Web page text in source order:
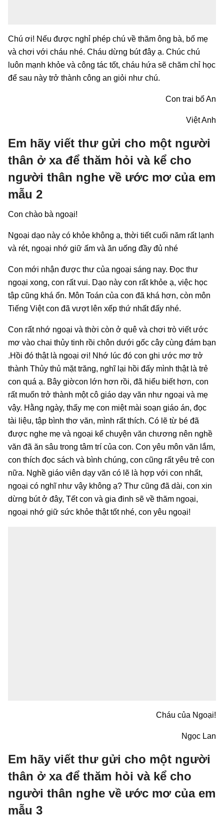
Chú ơi! Nếu được nghỉ phép chú về thăm ông bà, bố mẹ
và chơi với cháu nhé. Cháu dừng bút đây ạ. Chúc chú
luôn mạnh khỏe và công tác tốt, cháu hứa sẽ chăm chỉ học
để sau này trở thành công an giỏi như chú.
Con trai bố An
Việt Anh
Em hãy viết thư gửi cho một người
thân ở xa để thăm hỏi và kể cho
người thân nghe về ước mơ của em
mẫu 2
Con chào bà ngoại!
Ngoại dạo này có khỏe không ạ, thời tiết cuối năm rất lạnh
và rét, ngoại nhớ giữ ấm và ăn uống đầy đủ nhé
Con mới nhận được thư của ngoại sáng nay. Đọc thư
ngoại xong, con rất vui. Dạo này con rất khỏe ạ, việc học
tập cũng khá ổn. Môn Toán của con đã khá hơn, còn môn
Tiếng Việt con đã vượt lên xếp thứ nhất đấy nhé.
Con rất nhớ ngoại và thời còn ở quê và chơi trò viết ước
mơ vào chai thủy tinh rồi chôn dưới gốc cây cùng đám bạn
.Hồi đó thật là ngoại ơi! Nhớ lúc đó con ghi ước mơ trở
thành Thủy thủ mặt trăng, nghĩ lại hồi đấy mình thật là trẻ
con quá ạ. Bây giờcon lớn hơn rồi, đã hiểu biết hơn, con
rất muốn trở thành một cô giáo dạy văn như ngoại và mẹ
vậy. Hằng ngày, thấy mẹ con miệt mài soạn giáo án, đọc
tài liệu, tập bình thơ văn, mình rất thích. Có lẽ từ bé đã
được nghe mẹ và ngoại kể chuyện văn chương nên nghề
văn đã ăn sâu trong tâm trí của con. Con yêu môn văn lắm,
con thích đọc sách và bình chúng, con cũng rất yêu trẻ con
nữa. Nghề giáo viên dạy văn có lẽ là hợp với con nhất,
ngoại có nghĩ như vậy không ạ? Thư cũng đã dài, con xin
dừng bút ở đây, Tết con và gia đinh sẽ về thăm ngoại,
ngoại nhớ giữ sức khỏe thật tốt nhé, con yêu ngoại!
Cháu của Ngoại!
Ngọc Lan
Em hãy viết thư gửi cho một người
thân ở xa để thăm hỏi và kể cho
người thân nghe về ước mơ của em
mẫu 3